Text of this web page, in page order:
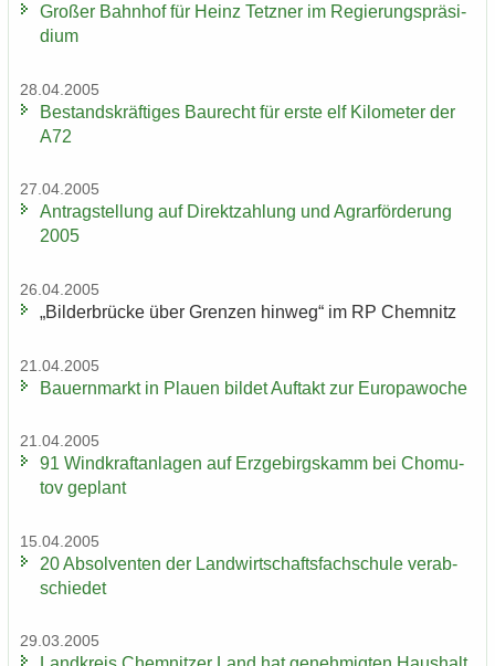
Gro­ßer Bahn­hof für Heinz Tetz­ner im Re­gie­rungs­prä­si­
di­um
28.04.2005
Be­stands­kräf­ti­ges Bau­recht für erste elf Ki­lo­me­ter der
A72
27.04.2005
An­trag­stel­lung auf Di­rekt­zah­lung und Agrar­för­de­rung
2005
26.04.2005
„Bil­der­brü­cke über Gren­zen hin­weg“ im RP Chem­nitz
21.04.2005
Bau­ern­markt in Plau­en bil­det Auf­takt zur Eu­ro­pa­wo­che
21.04.2005
91 Wind­kraft­an­la­gen auf Erz­ge­birgs­kamm bei Chomu­
tov ge­plant
15.04.2005
20 Ab­sol­ven­ten der Land­wirt­schafts­fach­schu­le ver­ab­
schie­det
29.03.2005